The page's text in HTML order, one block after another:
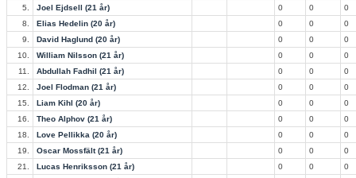
5.
Joel Ejdsell (21 år) 0 0
0
8.
Elias Hedelin (20 år) 0 0
0
9.
David Haglund (20 år) 0 0
0
10.
William Nilsson (21 år) 0 0
0
11.
Abdullah Fadhil (21 år) 0 0
0
12.
Joel Flodman (21 år) 0 0
0
15.
Liam Kihl (20 år) 0 0
0
16.
Theo Alphov (21 år) 0 0
0
18.
Love Pellikka (20 år) 0 0
0
19.
Oscar Mossfält (21 år) 0 0
0
21.
Lucas Henriksson (21 år) 0 0
0